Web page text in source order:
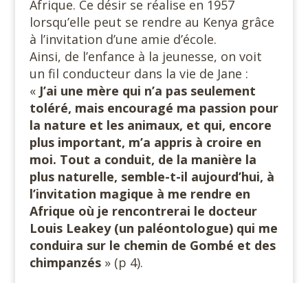
Afrique. Ce désir se réalise en 1957
lorsqu’elle peut se rendre au Kenya grâce
à l’invitation d’une amie d’école.
Ainsi, de l’enfance à la jeunesse, on voit
un fil conducteur dans la vie de Jane :
« J’ai une mère qui n’a pas seulement
toléré, mais encouragé ma passion pour
la nature et les animaux, et qui, encore
plus important, m’a appris à croire en
moi. Tout a conduit, de la manière la
plus naturelle, semble-t-il aujourd’hui, à
l’invitation magique à me rendre en
Afrique où je rencontrerai le docteur
Louis Leakey (un paléontologue) qui me
conduira sur le chemin de Gombé et des
chimpanzés » (p 4).